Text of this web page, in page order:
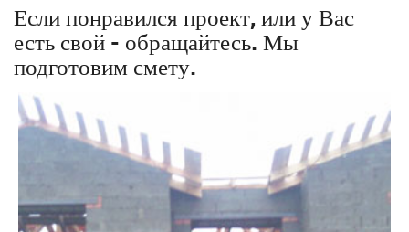
Если понравился проект, или у Вас
есть свой - обращайтесь. Мы
подготовим смету.